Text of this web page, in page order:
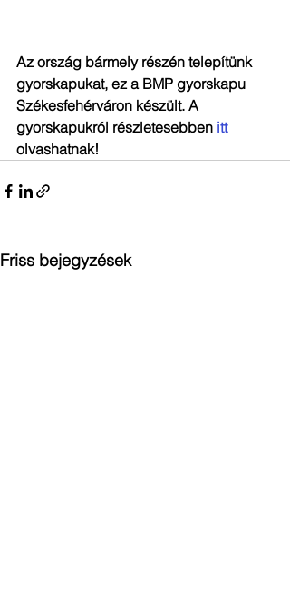
Az ország bármely részén telepítünk
gyorskapukat, ez a BMP gyorskapu
Székesfehérváron készült. A
gyorskapukról részletesebben itt
olvashatnak!
Friss bejegyzések